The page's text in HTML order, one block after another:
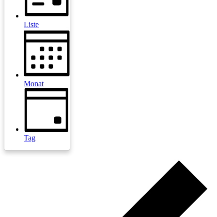
Liste
Monat
Tag